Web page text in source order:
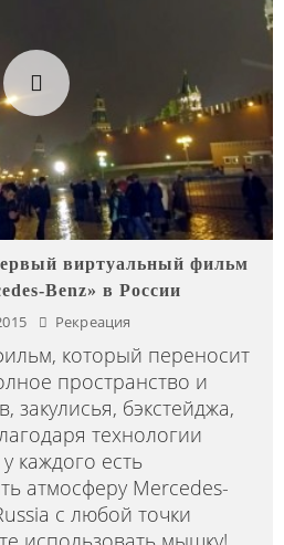
виртуальный фильм
Benz» в России
Рекреация
который переносит
пространство и
закулисья, бэкстейджа,
технологии
каждого есть
атмосферу Mercedes-
с любой точки